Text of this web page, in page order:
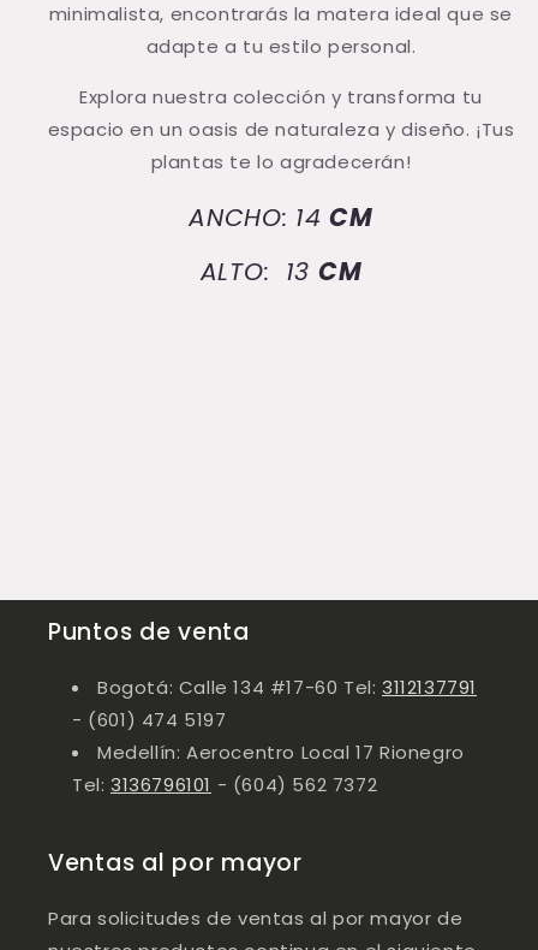
minimalista, encontrarás la matera ideal que se
adapte a tu estilo personal.
Explora nuestra colección y transforma tu
espacio en un oasis de naturaleza y diseño. ¡Tus
plantas te lo agradecerán!
ANCHO: 14CM
ALTO: 13 CM
Puntos de venta
Bogotá: Calle 134 #17-60 Tel:3112137791
- (601) 474 5197
Medellín: Aerocentro Local 17 Rionegro
Tel: 3136796101 - (604) 562 7372
Ventas al por mayor
Para solicitudes de ventas al por mayor de